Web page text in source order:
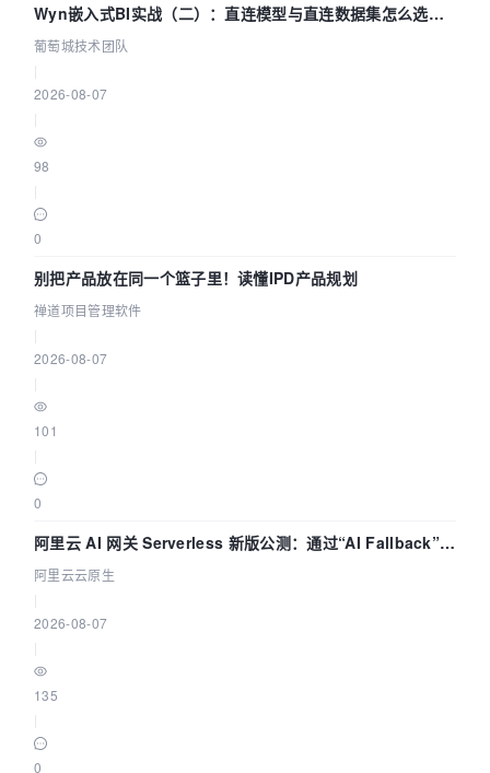
Wyn嵌入式BI实战（二）：直连模型与直连数据集怎么选，
参数为什么不生效？| 葡萄城技术团队
葡萄城技术团队
2026-08-07
98
0
别把产品放在同一个篮子里！读懂IPD产品规划
禅道项目管理软件
2026-08-07
101
0
阿里云 AI 网关 Serverless 新版公测：通过“AI Fallback”与
拓扑可视化构建 AI 流量治理底座
阿里云云原生
2026-08-07
135
0